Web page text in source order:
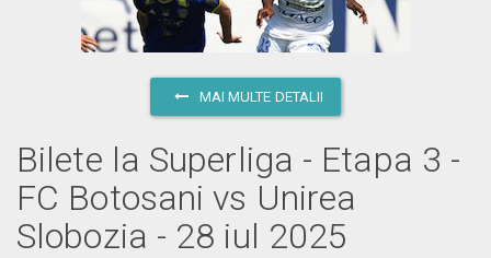
MAI MULTE DETALII
Bilete la Superliga - Etapa 3 -
FC Botosani vs Unirea
Slobozia - 28 iul 2025